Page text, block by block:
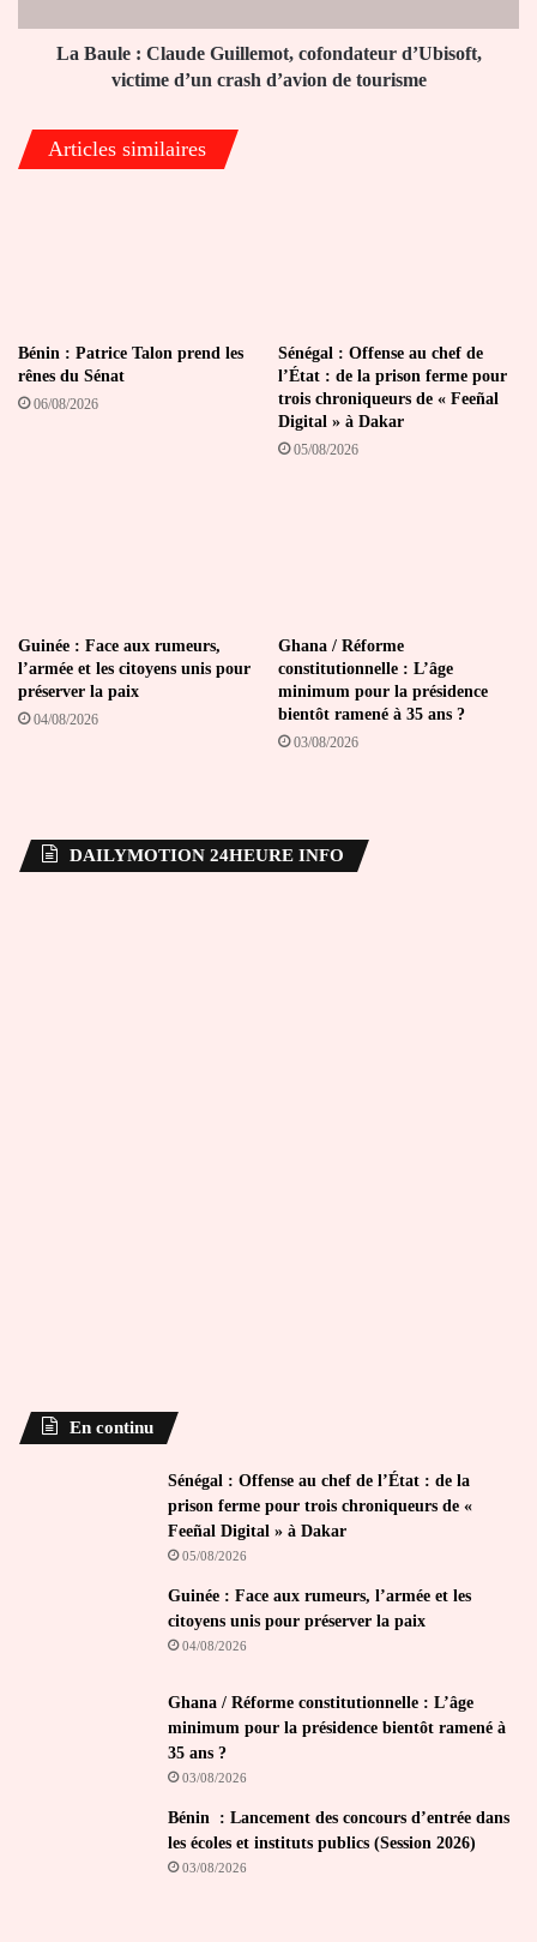
d’un
tourisme
La Baule : Claude Guillemot, cofondateur d’Ubisoft,
victime d’un crash d’avion de tourisme
Articles similaires
Bénin : Patrice Talon prend les
rênes du Sénat
06/08/2026
Sénégal : Offense au chef de
l’État : de la prison ferme pour
trois chroniqueurs de « Feeñal
Digital » à Dakar
05/08/2026
Guinée : Face aux rumeurs,
l’armée et les citoyens unis pour
préserver la paix
04/08/2026
Ghana / Réforme
constitutionnelle : L’âge
minimum pour la présidence
bientôt ramené à 35 ans ?
03/08/2026
DAILYMOTION 24HEURE INFO
En continu
Sénégal : Offense au chef de l’État : de la
prison ferme pour trois chroniqueurs de «
Feeñal Digital » à Dakar
05/08/2026
Guinée : Face aux rumeurs, l’armée et les
citoyens unis pour préserver la paix
04/08/2026
Ghana / Réforme constitutionnelle : L’âge
minimum pour la présidence bientôt ramené à
35 ans ?
03/08/2026
Bénin : Lancement des concours d’entrée dans
les écoles et instituts publics (Session 2026)
03/08/2026